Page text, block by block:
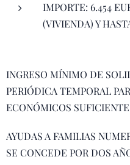
IMPORTE: 6.454
(VIVIENDA) Y
INGRESO MÍNIMO DE
PERIÓDICA TEMPORAL
ECONÓMICOS
AYUDAS A FAMILIAS
SE CONCEDE POR DOS